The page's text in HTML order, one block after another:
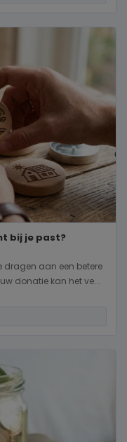
bij je past?
dragen aan een betere
donatie kan het ve...